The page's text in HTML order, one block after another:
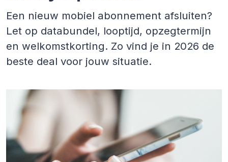
Een nieuw mobiel abonnement afsluiten?
Let op databundel, looptijd, opzegtermijn
en welkomstkorting. Zo vind je in 2026 de
beste deal voor jouw situatie.